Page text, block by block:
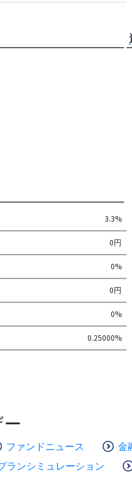
3.3%
0円
0%
0円
0%
0.25000%
ファンドニュース 金
ランシミュレーション